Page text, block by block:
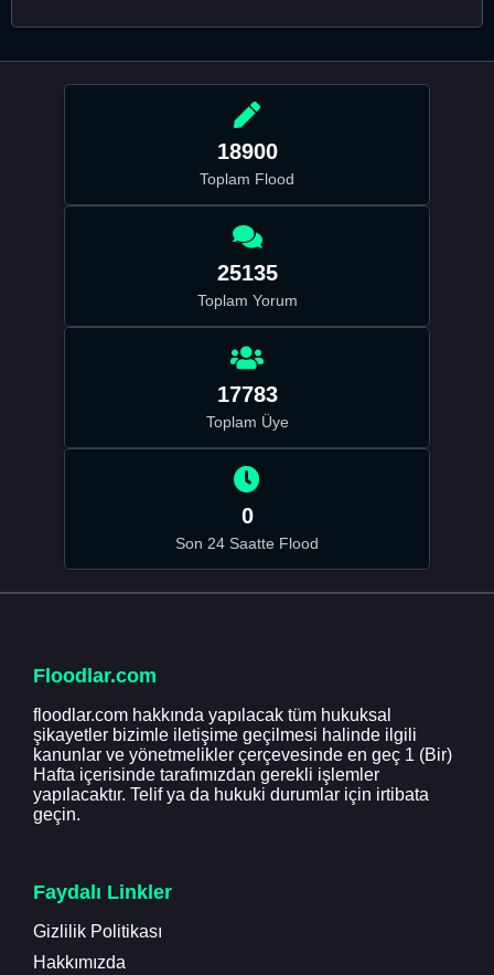
18900
Toplam Flood
25135
Toplam Yorum
17783
Toplam Üye
0
Son 24 Saatte Flood
Floodlar.com
floodlar.com hakkında yapılacak tüm hukuksal
şikayetler bizimle iletişime geçilmesi halinde ilgili
kanunlar ve yönetmelikler çerçevesinde en geç 1 (Bir)
Hafta içerisinde tarafımızdan gerekli işlemler
yapılacaktır. Telif ya da hukuki durumlar için irtibata
geçin.
Faydalı Linkler
Gizlilik Politikası
Hakkımızda